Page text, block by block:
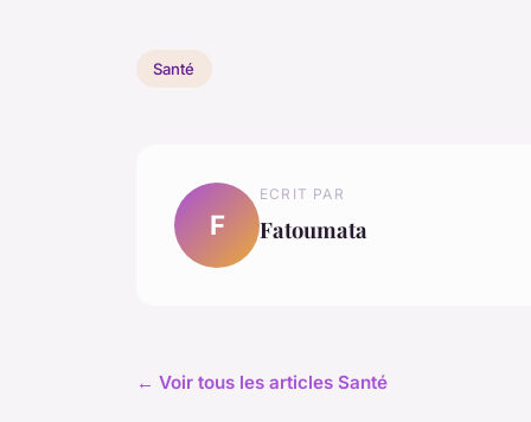
Santé
F
ECRIT PAR
Fatoumata
← Voir tous les articles Santé